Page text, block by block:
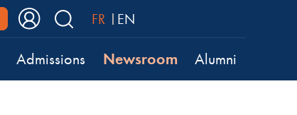
FR EN
Admissions Newsroom Alumni